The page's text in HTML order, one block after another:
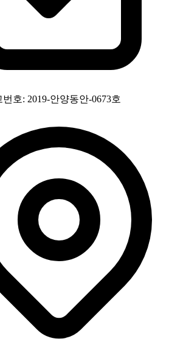
호: 2019-안양동안-0673호